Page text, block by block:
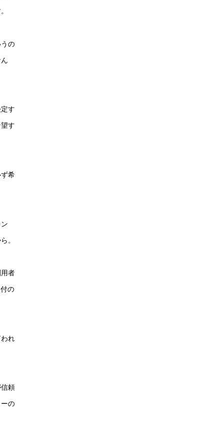
の
す
す
希
。
者
の
れ
頼
の